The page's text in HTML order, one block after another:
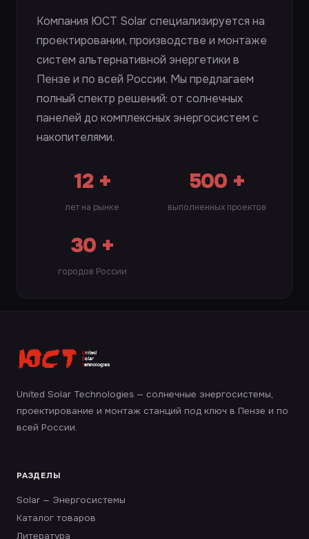
Компания ЮСТ Solar специализируется на
проектировании, производстве и монтаже
систем альтернативной энергетики в
Пензе и по всей России. Мы предлагаем
полный спектр решений: от солнечных
панелей до комплексных энергосистем с
накопителями.
12 +
лет на рынке
500 +
выполненных проектов
30 +
городов России
United Solar Technologies — солнечные энергосистемы,
проектирование и монтаж станций под ключ в Пензе и по
всей России.
РАЗДЕЛЫ
Solar — Энергосистемы
Каталог товаров
Литература